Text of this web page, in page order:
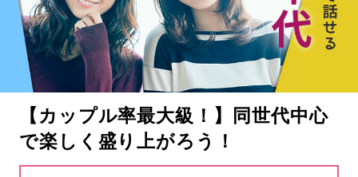
【カップル率最大級！】同世代中心
で楽しく盛り上がろう！